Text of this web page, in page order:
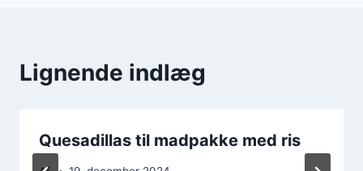
Lignende indlæg
Quesadillas til madpakke med ris